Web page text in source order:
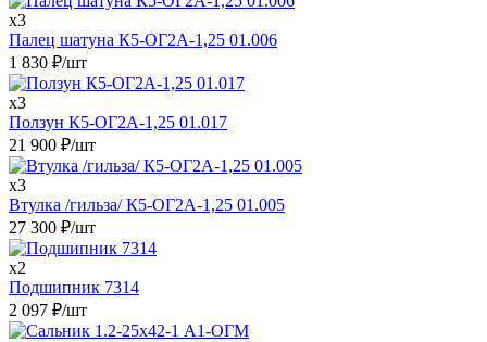
x3
Палец шатуна К5-ОГ2А-1,25 01.006
1 830 ₽/шт
x3
Ползун К5-ОГ2А-1,25 01.017
21 900 ₽/шт
x3
Втулка /гильза/ К5-ОГ2А-1,25 01.005
27 300 ₽/шт
x2
Подшипник 7314
2 097 ₽/шт